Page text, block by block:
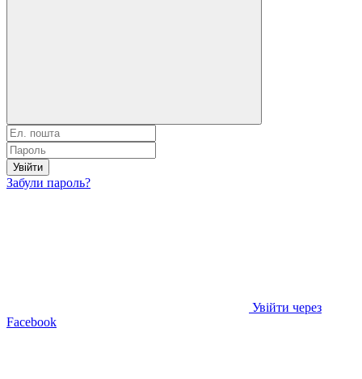
Увійти
Забули пароль?
Увійти через
Facebook